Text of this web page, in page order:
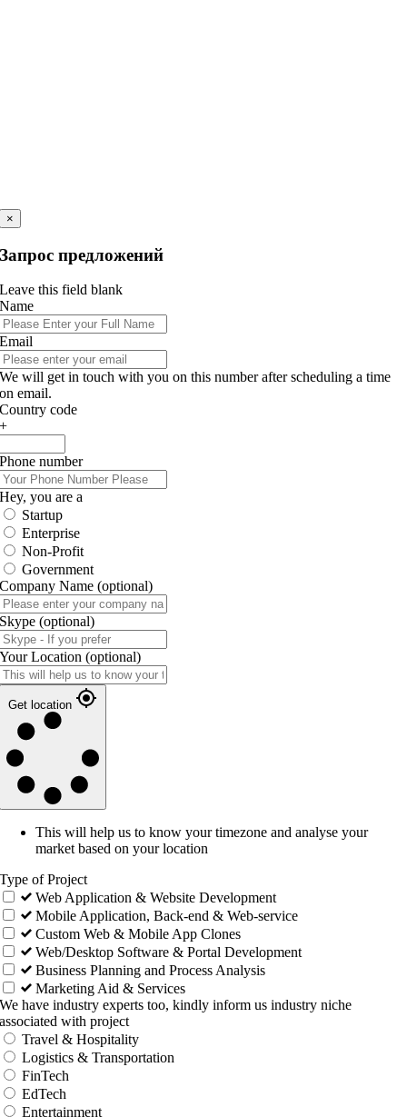
×
Запрос предложений
Leave this field blank
Name
Email
We will get in touch with you on this number after scheduling a time
on email.
Country code
+
Phone number
Hey, you are a
Startup
Enterprise
Non-Profit
Government
Company Name (optional)
Skype (optional)
Your Location (optional)
Get location
This will help us to know your timezone and analyse your
market based on your location
Type of Project
Web Application & Website Development
Mobile Application, Back-end & Web-service
Custom Web & Mobile App Clones
Web/Desktop Software & Portal Development
Business Planning and Process Analysis
Marketing Aid & Services
We have industry experts too, kindly inform us industry niche
associated with project
Travel & Hospitality
Logistics & Transportation
FinTech
EdTech
Entertainment